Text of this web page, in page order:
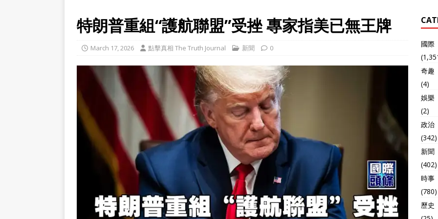
特朗普重組“護航聯盟”受挫 專家指美已無王牌
March 17, 2026 點擊真相 The Truth Journal 新聞 0
國際
奇趣
(4)
娛樂
(2)
政治
(342)
新聞
(402)
時事
(780)
歷史